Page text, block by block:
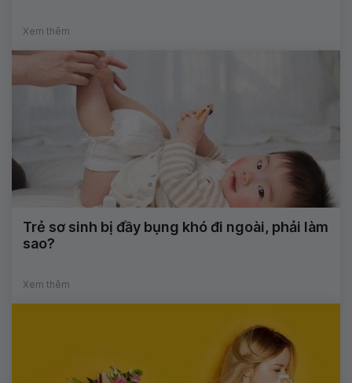
Xem thêm
Trẻ sơ sinh bị đầy bụng khó đi ngoài, phải làm
sao?
Xem thêm